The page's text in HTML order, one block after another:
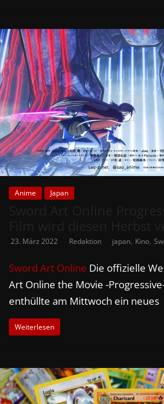
Anime Japan
23. März 2022 Redaktion japan, Kino,
Sword Art Online Die offizielle
Art Online the Movie -
enthüllte am Mittwoch ein neues
Weiterlesen